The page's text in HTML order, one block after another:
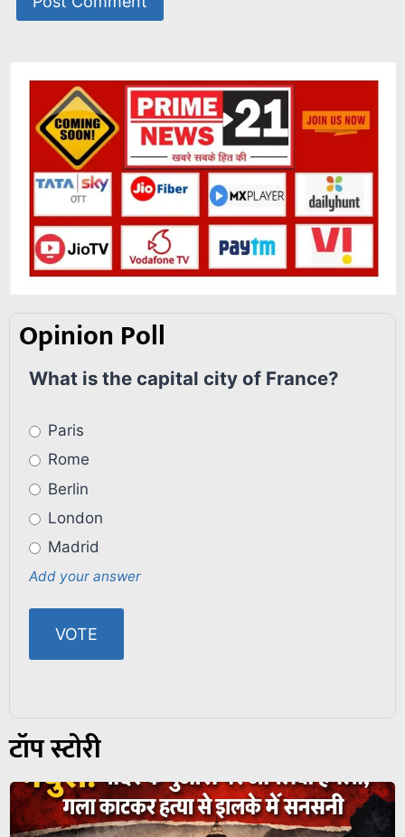
Opinion Poll
What is the capital city of France?
Paris
Rome
Berlin
London
Madrid
Add your answer
टॉप स्टोरी